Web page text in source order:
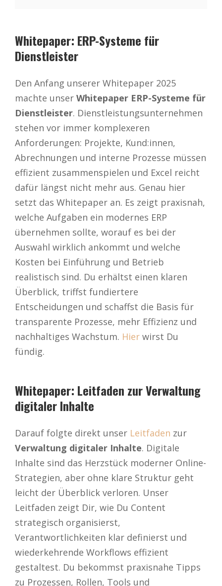
Whitepaper: ERP-Systeme für
Dienstleister
Den Anfang unserer Whitepaper 2025
machte unser Whitepaper ERP-Systeme für
Dienstleister. Dienstleistungsunternehmen
stehen vor immer komplexeren
Anforderungen: Projekte, Kund:innen,
Abrechnungen und interne Prozesse müssen
effizient zusammenspielen und Excel reicht
dafür längst nicht mehr aus. Genau hier
setzt das Whitepaper an. Es zeigt praxisnah,
welche Aufgaben ein modernes ERP
übernehmen sollte, worauf es bei der
Auswahl wirklich ankommt und welche
Kosten bei Einführung und Betrieb
realistisch sind. Du erhältst einen klaren
Überblick, triffst fundiertere
Entscheidungen und schaffst die Basis für
transparente Prozesse, mehr Effizienz und
nachhaltiges Wachstum. Hier wirst Du
fündig.
Whitepaper: Leitfaden zur Verwaltung
digitaler Inhalte
Darauf folgte direkt unser Leitfaden zur
Verwaltung digitaler Inhalte. Digitale
Inhalte sind das Herzstück moderner Online-
Strategien, aber ohne klare Struktur geht
leicht der Überblick verloren. Unser
Leitfaden zeigt Dir, wie Du Content
strategisch organisierst,
Verantwortlichkeiten klar definierst und
wiederkehrende Workflows effizient
gestaltest. Du bekommst praxisnahe Tipps
zu Prozessen, Rollen, Tools und